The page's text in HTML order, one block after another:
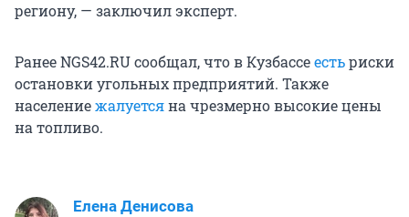
региону, — заключил эксперт.
Ранее NGS42.RU сообщал, что в Кузбассеестьриски
остановки угольных предприятий. Также
населениежалуетсяна чрезмерно высокие цены
на топливо.
Елена Денисова